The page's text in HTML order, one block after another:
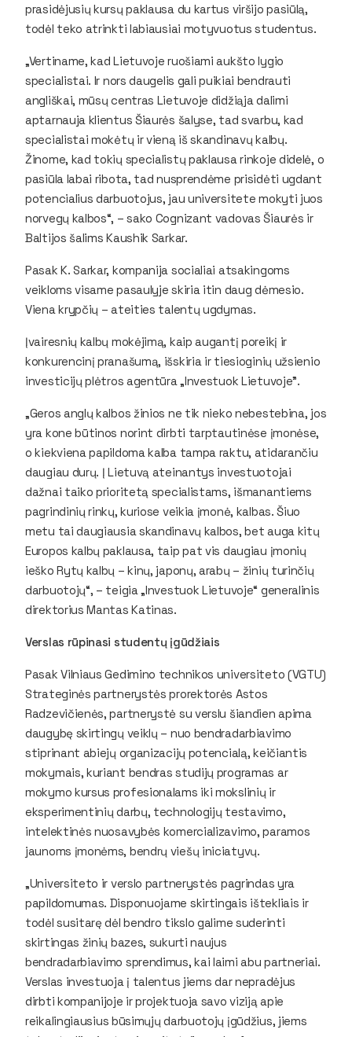
prasidėjusių kursų paklausa du kartus viršijo pasiūlą,
todėl teko atrinkti labiausiai motyvuotus studentus.
„Vertiname, kad Lietuvoje ruošiami aukšto lygio
specialistai. Ir nors daugelis gali puikiai bendrauti
angliškai, mūsų centras Lietuvoje didžiąja dalimi
aptarnauja klientus Šiaurės šalyse, tad svarbu, kad
specialistai mokėtų ir vieną iš skandinavų kalbų.
Žinome, kad tokių specialistų paklausa rinkoje didelė, o
pasiūla labai ribota, tad nusprendėme prisidėti ugdant
potencialius darbuotojus, jau universitete mokyti juos
norvegų kalbos“, – sako Cognizant vadovas Šiaurės ir
Baltijos šalims Kaushik Sarkar.
Pasak K. Sarkar, kompanija socialiai atsakingoms
veikloms visame pasaulyje skiria itin daug dėmesio.
Viena krypčių – ateities talentų ugdymas.
Įvairesnių kalbų mokėjimą, kaip augantį poreikį ir
konkurencinį pranašumą, išskiria ir tiesioginių užsienio
investicijų plėtros agentūra „Investuok Lietuvoje".
„Geros anglų kalbos žinios ne tik nieko nebestebina, jos
yra kone būtinos norint dirbti tarptautinėse įmonėse,
o kiekviena papildoma kalba tampa raktu, atidarančiu
daugiau durų. Į Lietuvą ateinantys investuotojai
dažnai taiko prioritetą specialistams, išmanantiems
pagrindinių rinkų, kuriose veikia įmonė, kalbas. Šiuo
metu tai daugiausia skandinavų kalbos, bet auga kitų
Europos kalbų paklausa, taip pat vis daugiau įmonių
ieško Rytų kalbų – kinų, japonų, arabų – žinių turinčių
darbuotojų“, – teigia „Investuok Lietuvoje“ generalinis
direktorius Mantas Katinas.
Verslas rūpinasi studentų įgūdžiais
Pasak Vilniaus Gedimino technikos universiteto (VGTU)
Strateginės partnerystės prorektorės Astos
Radzevičienės, partnerystė su verslu šiandien apima
daugybę skirtingų veiklų – nuo bendradarbiavimo
stiprinant abiejų organizacijų potencialą, keičiantis
mokymais, kuriant bendras studijų programas ar
mokymo kursus profesionalams iki mokslinių ir
eksperimentinių darbų, technologijų testavimo,
intelektinės nuosavybės komercializavimo, paramos
jaunoms įmonėms, bendrų viešų iniciatyvų.
„Universiteto ir verslo partnerystės pagrindas yra
papildomumas. Disponuojame skirtingais ištekliais ir
todėl susitarę dėl bendro tikslo galime suderinti
skirtingas žinių bazes, sukurti naujus
bendradarbiavimo sprendimus, kai laimi abu partneriai.
Verslas investuoja į talentus jiems dar nepradėjus
dirbti kompanijoje ir projektuoja savo viziją apie
reikalingiausius būsimųjų darbuotojų įgūdžius, jiems